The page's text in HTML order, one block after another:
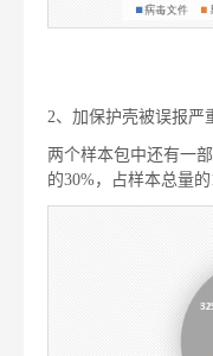
2、加保护壳被误报严
两个样本包中还有一
的30%，占样本总量的